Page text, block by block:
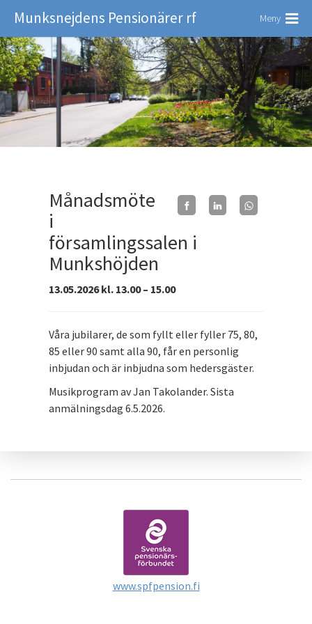
Munksnejdens Pensionärer rf Meny
Månadsmöte
i
församlingssalen i
Munkshöjden
13.05.2026 kl. 13.00 – 15.00
Våra jubilarer, de som fyllt eller fyller 75, 80,
85 eller 90 samt alla 90, får en personlig
inbjudan och är inbjudna som hedersgäster.
Musikprogram av Jan Takolander. Sista
anmälningsdag 6.5.2026.
www.spfpension.fi